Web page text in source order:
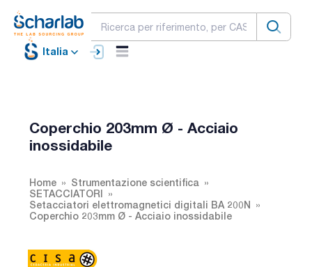
Italia
Coperchio 203mm Ø - Acciaio
inossidabile
Home
Strumentazione scientifica
SETACCIATORI
Setacciatori elettromagnetici digitali BA 200N
Coperchio 203mm Ø - Acciaio inossidabile